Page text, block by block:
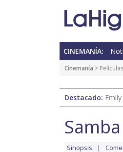
CINEMANÍA:
Cinemanía >
Destacado:
Samba
Sinopsis